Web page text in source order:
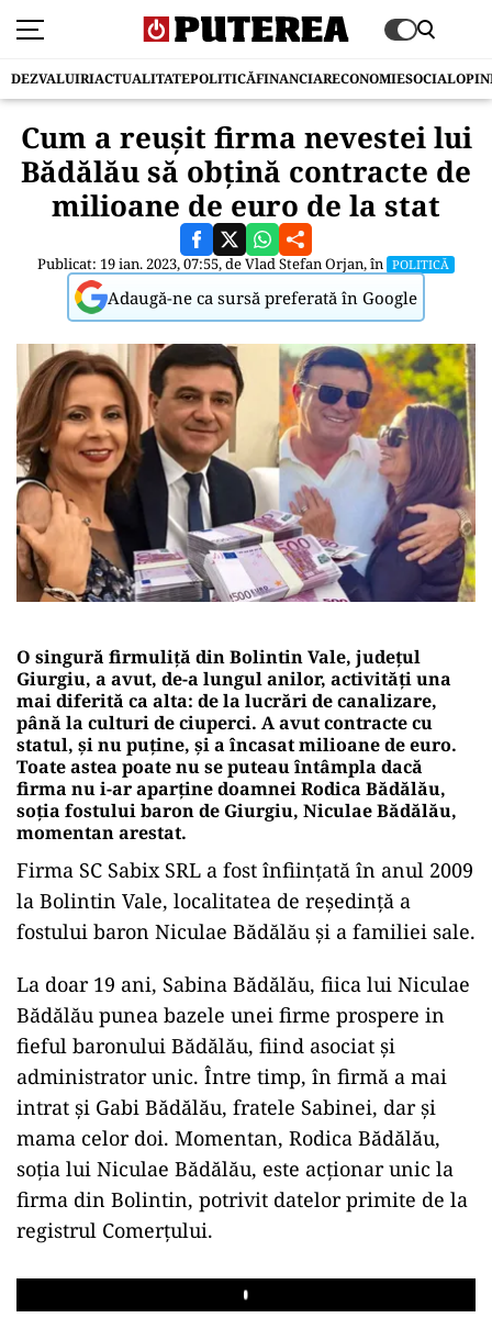
DEZVALUIRIACTUALITATEPOLITICĂFINANCIARECONOMIESOCIAL
Cum a reușit firma nevestei lui
Bădălău să obțină contracte de
milioane de euro de la stat
Publicat: 19 ian. 2023, 07:55, deVlad Stefan Orjan, în POLITICĂ
Adaugă-ne ca sursă preferată în Google
O singură firmuliță din Bolintin Vale, județul
Giurgiu, a avut, de-a lungul anilor, activități una
mai diferită ca alta: de la lucrări de canalizare,
până la culturi de ciuperci. A avut contracte cu
statul, și nu puține, și a încasat milioane de euro.
Toate astea poate nu se puteau întâmpla dacă
firma nu i-ar aparține doamnei Rodica Bădălău,
soția fostului baron de Giurgiu, Niculae Bădălău,
momentan arestat.
Firma SC Sabix SRL a fost înființată în anul 2009
la Bolintin Vale, localitatea de reședință a
fostului baron Niculae Bădălău și a familiei sale.
La doar 19 ani, Sabina Bădălău, fiica lui Niculae
Bădălău punea bazele unei firme prospere in
fieful baronului Bădălău, fiind asociat și
administrator unic. Între timp, în firmă a mai
intrat și Gabi Bădălău, fratele Sabinei, dar și
mama celor doi. Momentan, Rodica Bădălău,
soția lui Niculae Bădălău, este acționar unic la
firma din Bolintin, potrivit datelor primite de la
registrul Comerțului.
Play